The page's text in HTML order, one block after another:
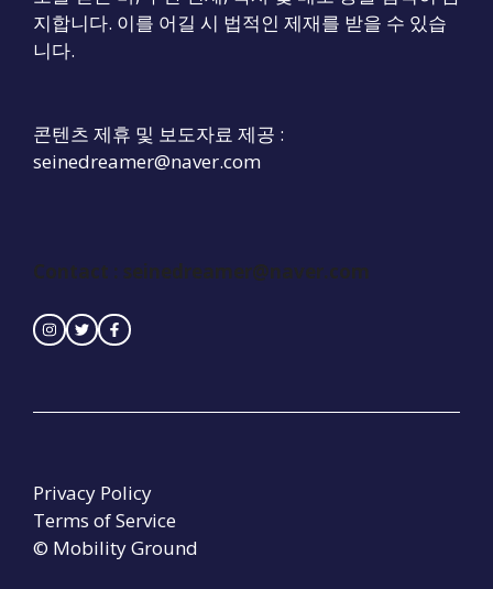
지합니다. 이를 어길 시 법적인 제재를 받을 수 있습
니다.
콘텐츠 제휴 및 보도자료 제공 :
seinedreamer@naver.com
Contact : seinedreamer@naver.com
© Mobility Ground
Privacy Policy
Terms of Service